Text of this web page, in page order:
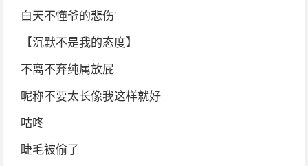
白天不懂爷的悲伤′
【沉默不是我的态度】
不离不弃纯属放屁
昵称不要太长像我这样就好
咕咚
睫毛被偷了